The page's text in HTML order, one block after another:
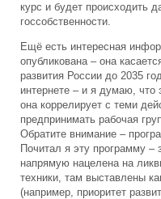
курс и будет происходить
госсобственности.
Ещё есть интересная
опубликована – она
развития России до 2035
интернете – и я думаю, что
она коррелирует с теми
предпринимать рабочая
Обратите внимание –
Почитал я эту программу
напрямую нацелена на
техники, там выставлены
(например, приоритет